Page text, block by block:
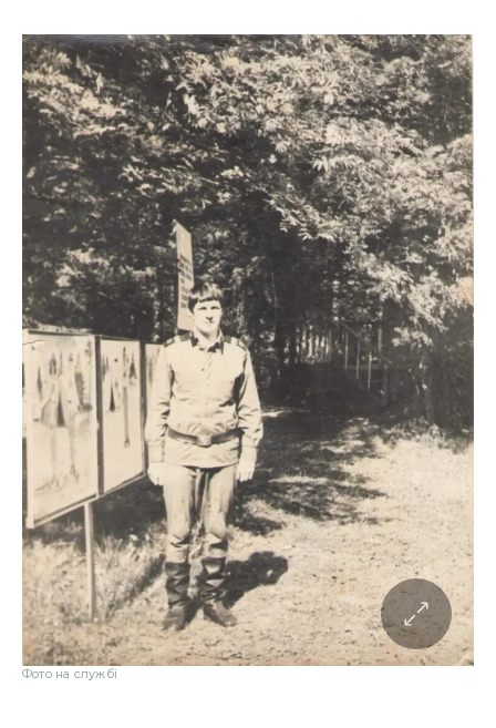
Фото на службі